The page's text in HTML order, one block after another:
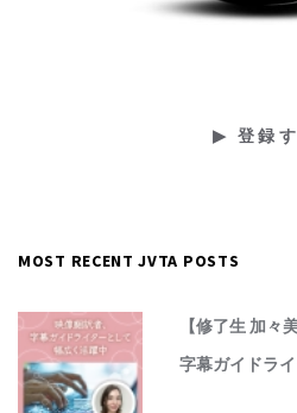
MOST RECENT JVTA POSTS
【修了生 加々
字幕ガイドラ